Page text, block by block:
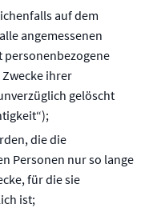
auf dem
angemessenen
personenbezogene
ihrer
gelöscht
die die
Personen nur so lange
für die sie
ist;